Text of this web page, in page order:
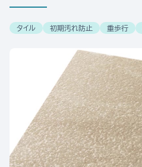
タイル 初期汚れ防止 重歩行